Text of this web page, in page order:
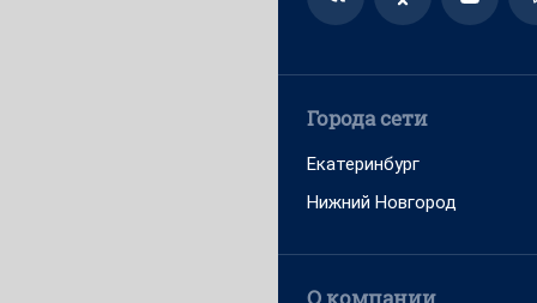
Города сети
Екатеринбург
Нижний Новгород